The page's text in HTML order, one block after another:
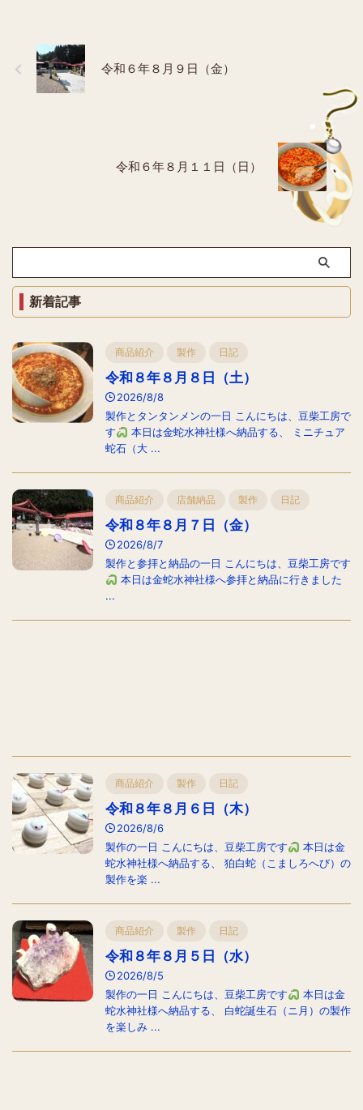
令和６年８月９日（金）
令和６年８月１１日（日）
新着記事
商品紹介 製作 日記
令和８年８月８日（土）
2026/8/8
製作とタンタンメンの一日 こんにちは、豆柴工房で
す
本日は金蛇水神社様へ納品する、 ミニチュア
蛇石（大 ...
商品紹介 店舗納品 製作 日記
令和８年８月７日（金）
2026/8/7
製作と参拝と納品の一日 こんにちは、豆柴工房です
本日は金蛇水神社様へ参拝と納品に行きました
...
商品紹介 製作 日記
令和８年８月６日（木）
2026/8/6
製作の一日 こんにちは、豆柴工房です
本日は金
蛇水神社様へ納品する、 狛白蛇（こましろへび）の
製作を楽 ...
商品紹介 製作 日記
令和８年８月５日（水）
2026/8/5
製作の一日 こんにちは、豆柴工房です
本日は金
蛇水神社様へ納品する、 白蛇誕生石（ニ月）の製作
を楽しみ ...